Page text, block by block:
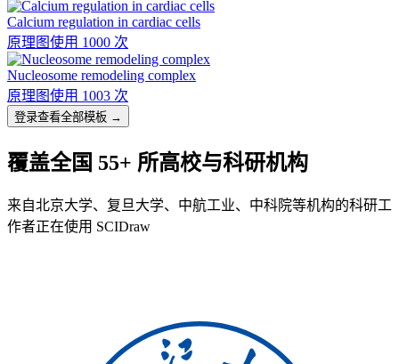
Calcium regulation in cardiac cells
原理图使用 1000 次
Nucleosome remodeling complex
原理图使用 1003 次
登录查看全部模板 →
覆盖全国 55+ 所高校与科研机构
来自北京大学、复旦大学、中航工业、中科院等机构的科研工
作者正在使用 SCIDraw